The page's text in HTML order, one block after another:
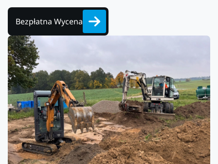
Bezpłatna Wycena